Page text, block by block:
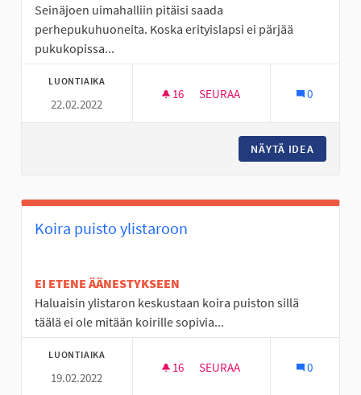
Seinäjoen uimahalliin pitäisi saada
perhepukuhuoneita. Koska erityislapsi ei pärjää
pukukopissa...
LUONTIAIKA
22.02.2022
16 16 SEURAAJAA
SEURAA 0
NÄYTÄ IDEA
Koira puisto ylistaroon
EI ETENE ÄÄNESTYKSEEN
Haluaisin ylistaron keskustaan koira puiston sillä
täälä ei ole mitään koirille sopivia...
LUONTIAIKA
19.02.2022
16 16 SEURAAJAA
SEURAA 0